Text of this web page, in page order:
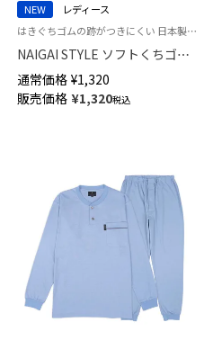
NEW
レディース
はきぐちゴムの跡がつきにくい 日本製 婦人 靴下 女性
NAIGAI STYLE ソフトくちゴム
レーヨンシルク混 リュクスカフ
日本製 クルー丈 レディース ソ
ックス 03097500
通常価格 ¥1,320
販売価格 ¥1,320税込